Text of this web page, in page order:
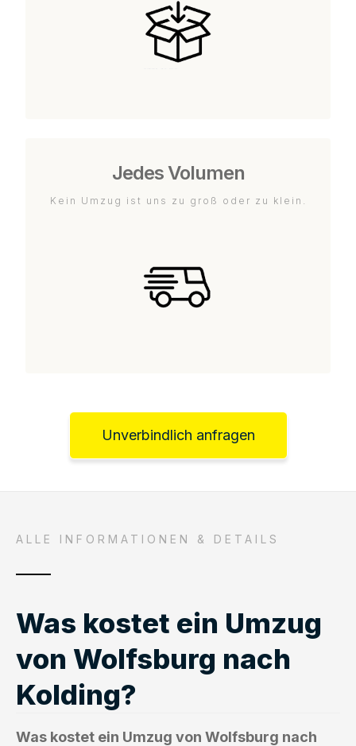
Jedes Volumen
Kein Umzug ist uns zu groß oder zu klein.
Unverbindlich anfragen
ALLE INFORMATIONEN & DETAILS
Was kostet ein Umzug
von Wolfsburg nach
Kolding?
Was kostet ein Umzug von Wolfsburg nach